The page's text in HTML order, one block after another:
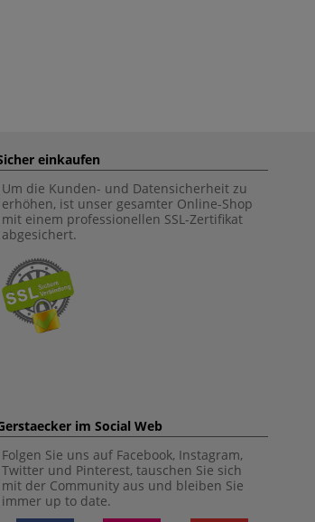
einkaufen
Um die Kunden- und Datensicherheit zu
erhöhen, ist unser gesamter Online-Shop
mit einem professionellen SSL-Zertifikat
abgesichert.
im Social Web
Folgen Sie uns auf Facebook, Instagram,
Twitter und Pinterest, tauschen Sie sich
mit der Community aus und bleiben Sie
immer up to date.